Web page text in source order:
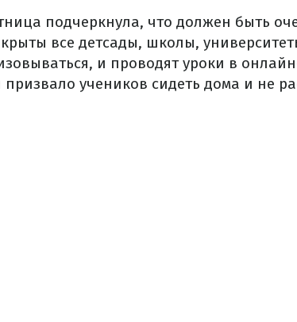
подчеркнула, что должен быть
все детсады, школы,
и проводят уроки в
учеников сидеть дома и не